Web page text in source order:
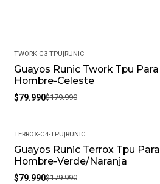
-56%
TWORK-C3-TPU|RUNIC
Guayos Runic Twork Tpu Para
Hombre-Celeste
$79.990$179.990
-56%
TERROX-C4-TPU|RUNIC
Guayos Runic Terrox Tpu Para
Hombre-Verde/Naranja
$79.990$179.990